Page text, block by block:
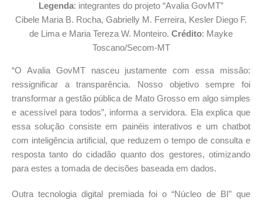
Legenda: integrantes do projeto “Avalia GovMT”
Cibele Maria B. Rocha, Gabrielly M. Ferreira, Kesler Diego F.
de Lima e Maria Tereza W. Monteiro. Crédito: Mayke
Toscano/Secom-MT
“O Avalia GovMT nasceu justamente com essa missão:
ressignificar a transparência. Nosso objetivo sempre foi
transformar a gestão pública de Mato Grosso em algo simples
e acessível para todos”, informa a servidora. Ela explica que
essa solução consiste em painéis interativos e um chatbot
com inteligência artificial, que reduzem o tempo de consulta e
resposta tanto do cidadão quanto dos gestores, otimizando
para estes a tomada de decisões baseada em dados.
Outra tecnologia digital premiada foi o “Núcleo de BI” que